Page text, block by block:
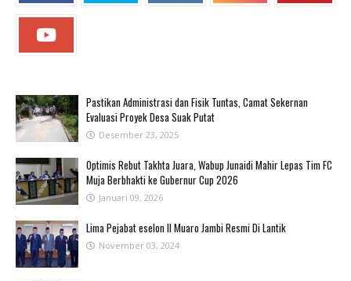
Pastikan Administrasi dan Fisik Tuntas, Camat Sekernan
Evaluasi Proyek Desa Suak Putat
Desember 23, 2025
Optimis Rebut Takhta Juara, Wabup Junaidi Mahir Lepas Tim FC
Muja Berbhakti ke Gubernur Cup 2026
Januari 09, 2026
Lima Pejabat eselon II Muaro Jambi Resmi Di Lantik
November 03, 2024